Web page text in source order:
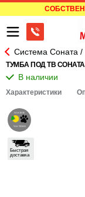
Система Соната
ТУМБА ПОД ТВ
Характеристики